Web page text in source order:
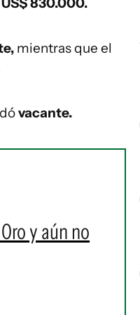
mientras que el
vacante.
y aún no